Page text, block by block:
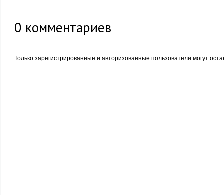
0 комментариев
Только зарегистрированные и авторизованные пользователи могут